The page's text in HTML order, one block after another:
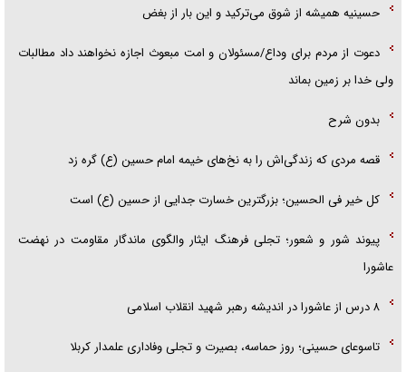
حسینیه همیشه از شوق می‌ترکید و این بار از بغض
دعوت از مردم برای وداع/مسئولان و امت مبعوث اجازه نخواهند داد مطالبات
ولی خدا بر زمین بماند
بدون شرح
قصه مردی که زندگی‌اش را به نخ‌های خیمه امام حسین (ع) گره زد
کل خیر فی الحسین؛ بزرگترین خسارت جدایی از حسین (ع) است
پیوند شور و شعور؛ تجلی فرهنگ ایثار والگوی ماندگار مقاومت در نهضت
عاشورا
۸ درس از عاشورا در اندیشه رهبر شهید انقلاب اسلامی
تاسوعای حسینی؛ روز حماسه، بصیرت و تجلی وفاداری علمدار کربلا